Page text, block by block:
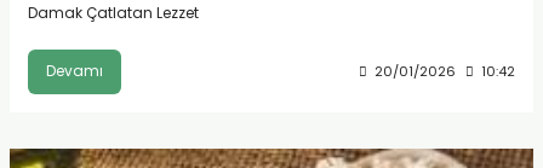
Damak Çatlatan Lezzet
Devamı 20/01/2026 10:42